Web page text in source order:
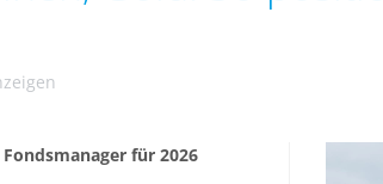
für 2026